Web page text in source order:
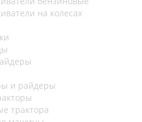
на колесах
и райдеры
трактора